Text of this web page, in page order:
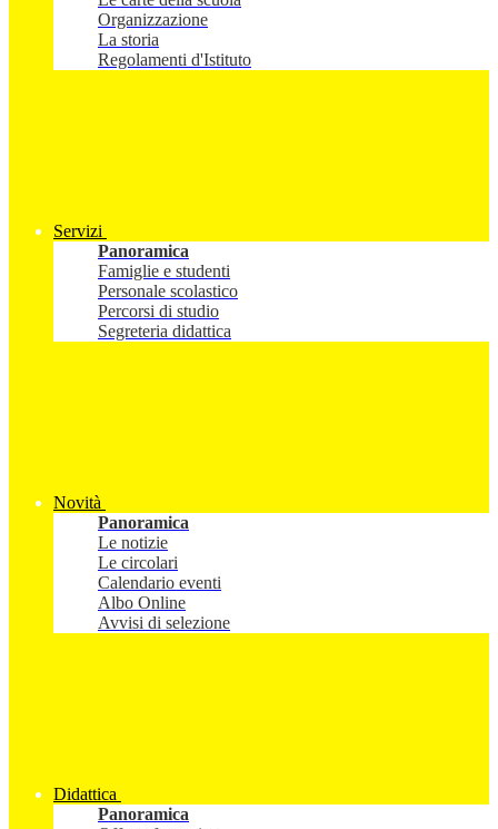
Organizzazione
La storia
Regolamenti d'Istituto
Servizi
Panoramica
Famiglie e studenti
Personale scolastico
Percorsi di studio
Segreteria didattica
Novità
Panoramica
Le notizie
Le circolari
Calendario eventi
Albo Online
Avvisi di selezione
Didattica
Panoramica